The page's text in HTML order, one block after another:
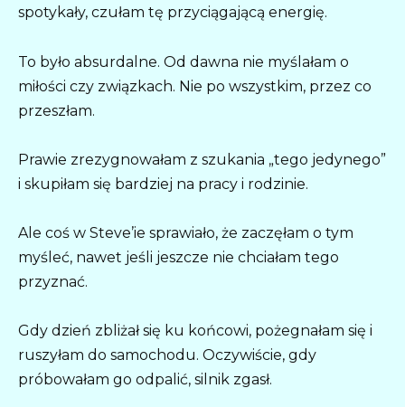
spotykały, czułam tę przyciągającą energię.
To było absurdalne. Od dawna nie myślałam o
miłości czy związkach. Nie po wszystkim, przez co
przeszłam.
Prawie zrezygnowałam z szukania „tego jedynego”
i skupiłam się bardziej na pracy i rodzinie.
Ale coś w Steve’ie sprawiało, że zaczęłam o tym
myśleć, nawet jeśli jeszcze nie chciałam tego
przyznać.
Gdy dzień zbliżał się ku końcowi, pożegnałam się i
ruszyłam do samochodu. Oczywiście, gdy
próbowałam go odpalić, silnik zgasł.